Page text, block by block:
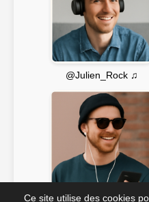
@Julien_Rock ♫
Ce site utilise des cookies